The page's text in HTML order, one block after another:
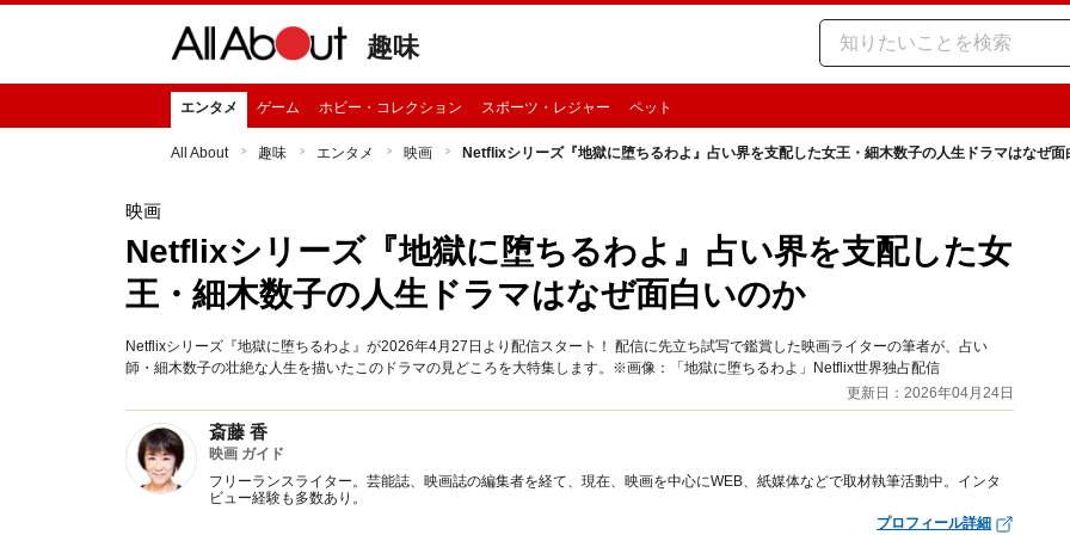
趣味
エンタメ ゲーム ホビー・コレクション スポーツ・レジャー ペット
All About 趣味 エンタメ 映画 Netflixシリーズ『地獄に堕ちるわよ』占い界を支配した女王・細木数子の人生ドラマはなぜ面
映画
Netflixシリーズ『地獄に堕ちるわよ』占い界を支配した女
王・細木数子の人生ドラマはなぜ面白いのか
Netflixシリーズ『地獄に堕ちるわよ』が2026年4月27日より配信スタート！ 配信に先立ち試写で鑑賞した映画ライターの筆者が、占い
師・細木数子の壮絶な人生を描いたこのドラマの見どころを大特集します。※画像：「地獄に堕ちるわよ」Netflix世界独占配信
更新日：2026年04月24日
斎藤 香
映画 ガイド
フリーランスライター。芸能誌、映画誌の編集者を経て、現在、映画を中心にWEB、紙媒体などで取材執筆活動中。インタ
ビュー経験も多数あり。
プロフィール詳細